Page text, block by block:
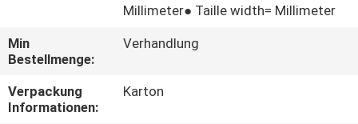
SIE
Millimeter● Taille width= Millimeter
Min
Bestellmenge:
Verhandlung
Verpackung
Informationen:
Karton